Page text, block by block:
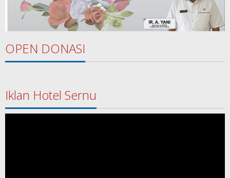
OPEN DONASI
Iklan Hotel Sernu